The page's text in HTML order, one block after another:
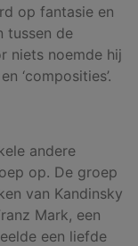
op fantasie en
tussen de
niets noemde hij
‘composities’.
andere
op. De groep
van Kandinsky
Mark, een
een liefde